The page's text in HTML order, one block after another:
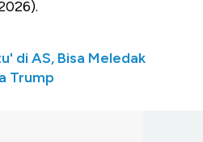
di AS, Bisa Meledak
Trump